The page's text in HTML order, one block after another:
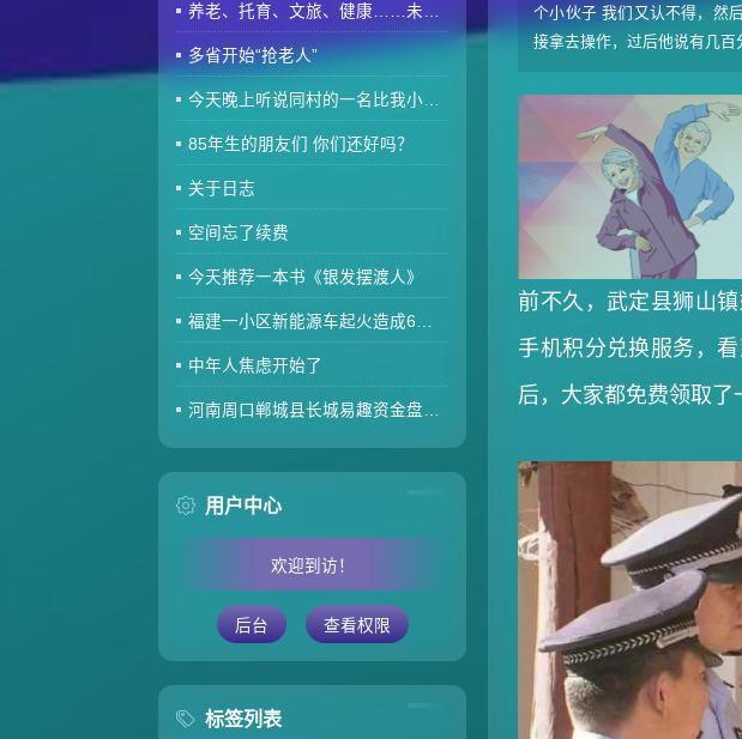
养老、托育、文旅、健康……未来5年消费“路线图”来了
多省开始“抢老人”
今天晚上听说同村的一名比我小两岁的80后因肾衰竭去世了
85年生的朋友们 你们还好吗？
关于日志
空间忘了续费
今天推荐一本书《银发摆渡人》
福建一小区新能源车起火造成6车焚毁，损失数百万元，起火车主未购商业险无力赔偿
中年人焦虑开始了
河南周口郸城县长城易趣资金盘暴雷，全国涉案金额达几百亿，拉人提成10%7天4%收益骗局再现，天天反诈还上当终究是贪心作祟
用户中心
欢迎到访！
后台 查看权限
标签列表
个小伙子 我们又认不得，然
接拿去操作，过后他说有几百
前不久，武定县狮山
手机积分兑换服务，
后，大家都免费领取